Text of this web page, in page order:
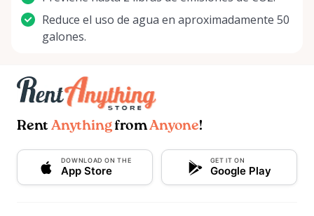
Reduce el uso de agua en aproximadamente 50
galones.
Rent AnythingfromAnyone!
DOWNLOAD ON THE
App Store
GET IT ON
Google Play